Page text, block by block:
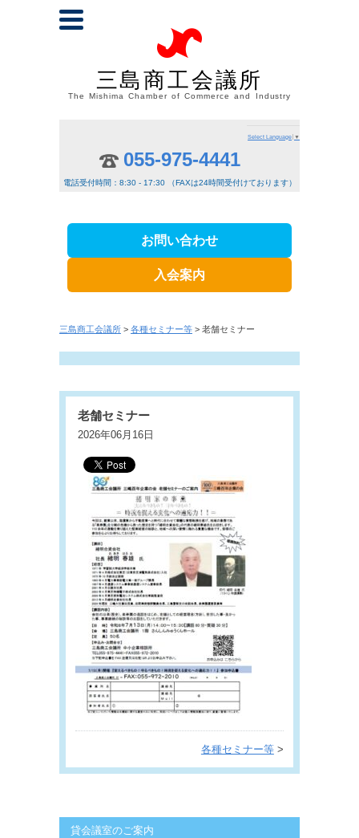
三島商工会議所
The Mishima Chamber of Commerce and Industry
Select Language ▼
055-975-4441
電話受付時間：8:30 - 17:30 （FAXは24時間受付けております）
お問い合わせ
入会案内
三島商工会議所 > 各種セミナー等 > 老舗セミナー
老舗セミナー
2026年06月16日
各種セミナー等>
貸会議室のご案内